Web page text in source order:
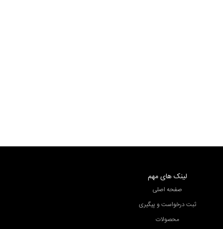
لینک های مهم
صفحه اصلی
ثبت درخواست و پیگیری
محصولات